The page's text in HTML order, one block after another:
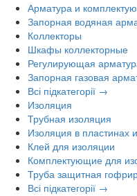
Арматура и
Запорная водяная
Коллекторы
Шкафы коллекторные
Регулирующая
Запорная газовая
Всі підкатегорії →
Изоляция
Трубная изоляция
Изоляция в пластинах
Клей для изоляции
Комплектующие для
Труба защитная
Всі підкатегорії →